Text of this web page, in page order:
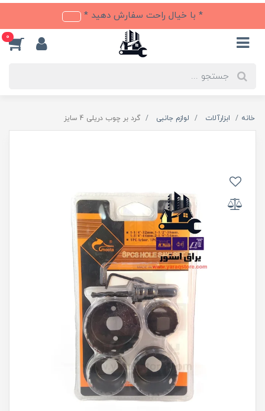
* با خیال راحت سفارش دهید *
0
خانه ابزارآلات لوازم جانبی گرد بر چوب دریلی 4 سایز